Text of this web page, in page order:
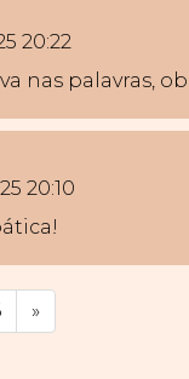
20:22
nas palavras,
20:10
»